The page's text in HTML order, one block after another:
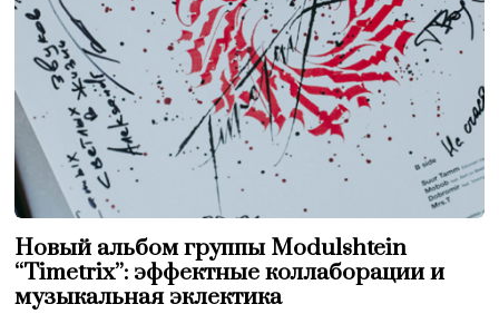
Новый альбом группы Modulshtein
“Timetrix”: эффектные коллаборации и
музыкальная эклектика